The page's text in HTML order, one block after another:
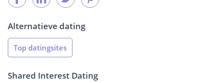
Alternatieve dating
Top datingsites
Shared Interest Dating